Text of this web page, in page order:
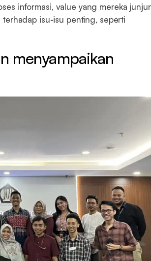
informasi, value yang mereka
isu-isu penting, seperti
menyampaikan